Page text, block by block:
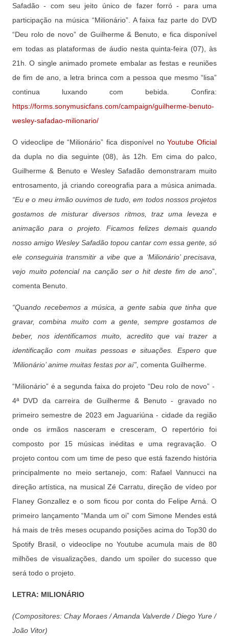
Safadão - com seu jeito único de fazer forró - para uma
participação na música “Milionário”. A faixa faz parte do DVD
“Deu rolo de novo” de Guilherme & Benuto, e fica disponível
em todas as plataformas de áudio nesta quinta-feira (07), às
21h. O single animado promete embalar as festas e reuniões
de fim de ano, a letra brinca com a pessoa que mesmo “lisa”
continua luxando com bebida. Confira:
https://forms.sonymusicfans.com/campaign/guilherme-benuto-
wesley-safadao-milionario/
O videoclipe de “Milionário” fica disponível noYoutube Oficial
da dupla no dia seguinte (08), às 12h. Em cima do palco,
Guilherme & Benuto e Wesley Safadão demonstraram muito
entrosamento, já criando coreografia para a música animada.
“Eu e o meu irmão ouvimos de tudo, em todos nossos projetos
gostamos de misturar diversos ritmos, traz uma leveza e
animação para o projeto. Ficamos felizes demais quando
nosso amigo Wesley Safadão topou cantar com essa gente, só
ele conseguiria transmitir a vibe que a ‘Milionário’ precisava,
vejo muito potencial na canção ser o hit deste fim de ano”,
comenta Benuto.
“Quando recebemos a música, a gente sabia que tinha que
gravar, combina muito com a gente, sempre gostamos de
beber, nos identificamos muito, acredito que vai trazer a
identificação com muitas pessoas e situações. Espero que
‘Milionário’ anime muitas festas por aí” , comenta Guilherme.
“Milionário” é a segunda faixa do projeto “Deu rolo de novo” -
4ª DVD da carreira de Guilherme & Benuto - gravado no
primeiro semestre de 2023 em Jaguariúna - cidade da região
onde os irmãos nasceram e cresceram, O repertório foi
composto por 15 músicas inéditas e uma regravação. O
projeto contou com um time de peso que está fazendo história
principalmente no meio sertanejo, com: Rafael Vannucci na
direção artística, na musical Zé Carratu, direção de vídeo por
Flaney Gonzallez e o som ficou por conta do Felipe Arná. O
primeiro lançamento “Manda um oi” com Simone Mendes está
há mais de três meses ocupando posições acima do Top30 do
Spotify Brasil, o videoclipe no Youtube acumula mais de 80
milhões de visualizações, dando um spoiler do sucesso que
será todo o projeto.
LETRA: MILIONÁRIO
(Compositores: Chay Moraes / Amanda Valverde / Diego Yure /
João Vitor)